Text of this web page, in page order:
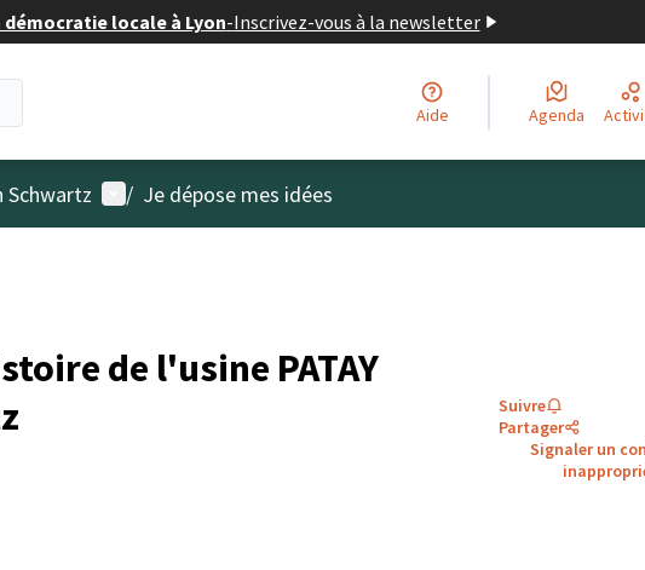
locale à Lyon-Inscrivez-vous à la newsletter
Aide Agenda
Schwartz Menu utilisateur
/ Je dépose mes idées
de l'usine PATAY
Suivre
Partager
Signaler un